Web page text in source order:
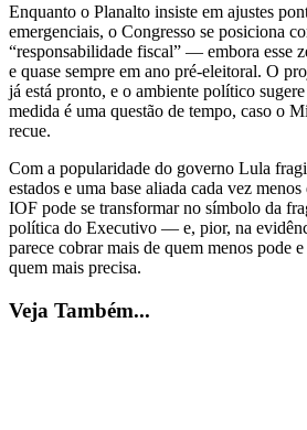
Enquanto o Planalto insiste em ajustes
emergenciais, o Congresso se posiciona
“responsabilidade fiscal” — embora esse
e quase sempre em ano pré-eleitoral. O
já está pronto, e o ambiente político
medida é uma questão de tempo, caso o
recue.
Com a popularidade do governo Lula
estados e uma base aliada cada vez
IOF pode se transformar no símbolo da
política do Executivo — e, pior, na
parece cobrar mais de quem menos pode
quem mais precisa.
Veja Também...